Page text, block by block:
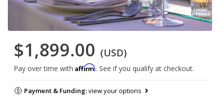
$1,899.00 (USD)
Pay over time with Affirm. See if you qualify at checkout.
Payment & Funding:view your options